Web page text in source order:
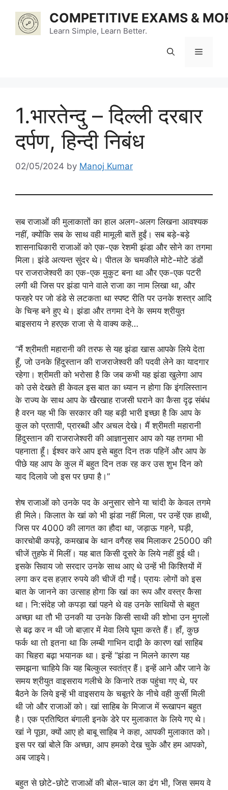
content
COMPETITIVE EXAMS &
Learn Simple, Learn Better.
Menu
1.भारतेन्दु – दिल्ली दरबार
दर्पण, हिन्दी निबंध
02/05/2024 by Manoj Kumar
सब राजाओं की मुलाकातों का हाल अलग-अलग लिखना आवश्यक
नहीं, क्योंकि सब के साथ वही मामूली बातें हुईं। सब बड़े-बड़े
शासनाधिकारी राजाओं को एक-एक रेशमी झंडा और सोने का तगमा
मिला। झंडे अत्यन्त सुंदर थे। पीतल के चमकीले मोटे-मोटे डंडों
पर राजराजेश्वरी का एक-एक मुकुट बना था और एक-एक पटरी
लगी थी जिस पर झंडा पाने वाले राजा का नाम लिखा था, और
फरहरे पर जो डंडे से लटकता था स्पष्ट रीति पर उनके शस्त्र आदि
के चिन्ह बने हुए थे। झंडा और तगमा देने के समय श्रीयुत
बाइसराय ने हरएक राजा से ये वाक्य कहे…
“मैं श्रीमती महारानी की तरफ से यह झंडा खास आपके लिये देता
हूँ, जो उनके हिंदुस्तान की राजराजेश्वरी की पदवी लेने का यादगार
रहेगा। श्रीमती को भरोसा है कि जब कभी यह झंडा खुलेगा आप
को उसे देखते ही केवल इस बात का ध्यान न होगा कि इंगलिस्तान
के राज्य के साथ आप के खैरखाह राजसी घराने का कैसा दृढ़ संबंध
है वरन यह भी कि सरकार की यह बड़ी भारी इच्छा है कि आप के
कुल को प्रतापी, प्रारब्धी और अचल देखे। मैं श्रीमती महारानी
हिंदुस्तान की राजराजेश्वरी की आज्ञानुसार आप को यह तगमा भी
पहनाता हूँ। ईश्वर करे आप इसे बहुत दिन तक पहिनें और आप के
पीछे यह आप के कुल में बहुत दिन तक रह कर उस शुभ दिन को
याद दिलावे जो इस पर छपा है।”
शेष राजाओं को उनके पद के अनुसार सोने या चांदी के केवल तगमे
ही मिले। किलात के खां को भी झंडा नहीं मिला, पर उन्हें एक हाथी,
जिस पर 4000 की लागत का हौदा था, जड़ाऊ गहने, घड़ी,
कारचोबी कपड़े, कमखाब के थान वगैरह सब मिलाकर 25000 की
चीजें तुहफे में मिलीं। यह बात किसी दूसरे के लिये नहीं हुई थी।
इसके सिवाय जो सरदार उनके साथ आए थे उन्हें भी किश्तियों में
लगा कर दस हज़ार रुपये की चीजें दी गईं। प्रायः लोगों को इस
बात के जानने का उत्साह होगा कि खां का रूप और वस्त्र कैसा
था। नि:संदेह जो कपड़ा खां पहने थे वह उनके साथियों से बहुत
अच्छा था तौ भी उनकी या उनके किसी साथी की शोभा उन मुगलों
से बढ़ कर न थी जो बाज़ार में मेवा लिये घूमा करते हैं। हाँ, कुछ
फर्क था तो इतना था कि लम्बी गाभिन दाढ़ी के कारण खां साहिब
का चिहरा बढ़ा भयानक था। इन्हें “झंडा न मिलने कारण यह
समझना चाहिये कि यह बिल्कुल स्वतंत्र हैं। इन्हें आने और जाने के
समय श्रीयुत वाइसराय गलीचे के किनारे तक पहुंचा गए थे, पर
बैठने के लिये इन्हें भी वाइसराय के चबूतरे के नीचे वही कुर्सी मिली
थी जो और राजाओं को। खां साहिब के मिजाज में रूखापन बहुत
है। एक प्रतिष्ठित बंगाली इनके डेरे पर मुलाकात के लिये गए थे।
खां ने पूछा, क्‍यों आए हो बाबू साहिब ने कहा, आपकी मुलाकात को।
इस पर खां बोले कि अच्छा, आप हमको देख चुके और हम आपको,
अब जाइये।
बहुत से छोटे-छोटे राजाओं की बोल-चाल का ढंग भी, जिस समय वे